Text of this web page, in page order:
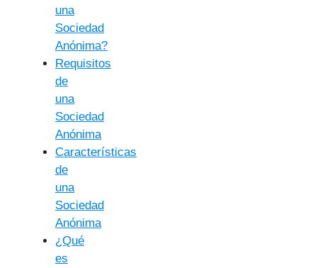
una
Sociedad
Anónima?
Requisitos
de
una
Sociedad
Anónima
Características
de
una
Sociedad
Anónima
¿Qué
es